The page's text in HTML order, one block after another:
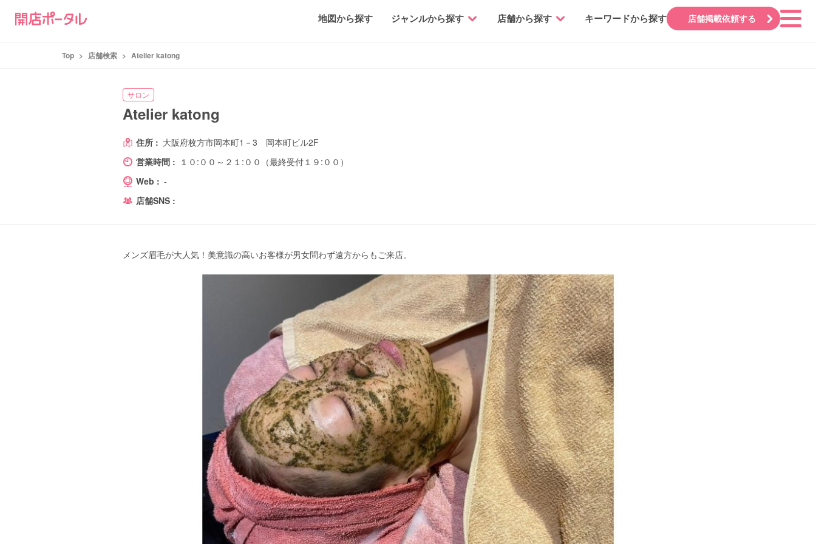
地図から探す ジャンルから探す 店舗から探す キーワードから探す 店舗掲載依頼する
Top > 店舗検索 > Atelier katong
サロン
Atelier katong
住所 : 大阪府枚方市岡本町1－3 岡本町ビル2F
営業時間 : １０:００～２１:００（最終受付１９:００）
Web : -
店舗SNS :
メンズ眉毛が大人気！美意識の高いお客様が男女問わず遠方からもご来店。